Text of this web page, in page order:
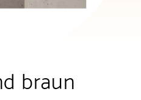
braun